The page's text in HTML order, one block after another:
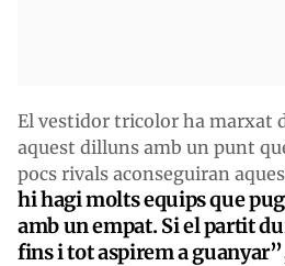
El vestidor tricolor ha marxat
aquest dilluns amb un punt
pocs rivals aconseguiran
hi hagi molts equips que
amb un empat. Si el partit
fins i tot aspirem a